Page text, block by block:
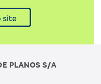
site
PLANOS S/A